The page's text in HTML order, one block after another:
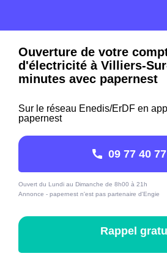
Ouverture de votre
d'électricité à Villiers-
minutes avec papernest
Sur le réseau Enedis/ErDF en
papernest
09 77 40
Ouvert du Lundi au Dimanche de 8h00 à 21h
Annonce - papernest n'est pas partenaire d'Engie
Rappel